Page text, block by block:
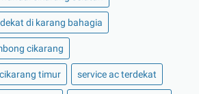
di karang bahagia
cikarang
timur service ac terdekat